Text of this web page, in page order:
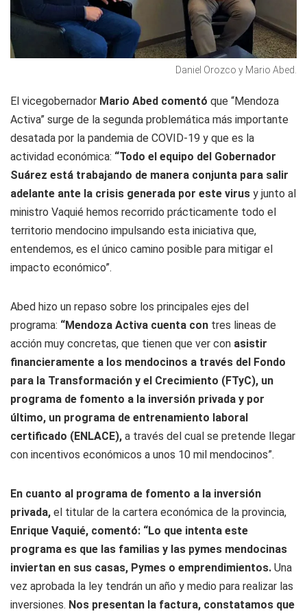
Daniel Orozco y Mario Abed.
El vicegobernador Mario Abed comentó que “Mendoza
Activa” surge de la segunda problemática más importante
desatada por la pandemia de COVID-19 y que es la
actividad económica: “Todo el equipo del Gobernador
Suárez está trabajando de manera conjunta para salir
adelante ante la crisis generada por este virus y junto al
ministro Vaquié hemos recorrido prácticamente todo el
territorio mendocino impulsando esta iniciativa que,
entendemos, es el único camino posible para mitigar el
impacto económico”.
Abed hizo un repaso sobre los principales ejes del
programa: “Mendoza Activa cuenta con tres lineas de
acción muy concretas, que tienen que ver con asistir
financieramente a los mendocinos a través del Fondo
para la Transformación y el Crecimiento (FTyC), un
programa de fomento a la inversión privada y por
último, un programa de entrenamiento laboral
certificado (ENLACE), a través del cual se pretende llegar
con incentivos económicos a unos 10 mil mendocinos”.
En cuanto al programa de fomento a la inversión
privada, el titular de la cartera económica de la provincia,
Enrique Vaquié, comentó: “Lo que intenta este
programa es que las familias y las pymes mendocinas
inviertan en sus casas, Pymes o emprendimientos. Una
vez aprobada la ley tendrán un año y medio para realizar las
inversiones. Nos presentan la factura, constatamos que